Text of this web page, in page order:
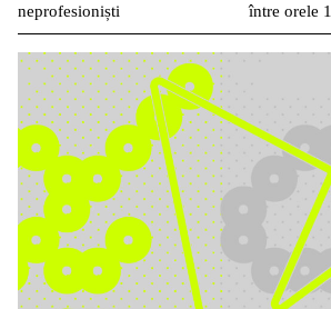
neprofesioniști
între orele